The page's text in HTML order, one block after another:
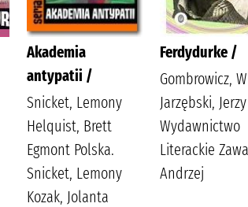
Akademia
antypatii /
Snicket, Lemony
Helquist, Brett
Egmont Polska.
Snicket, Lemony
Kozak, Jolanta
Ferdydurke /
Gombrowicz,
Jarzębski, Jerzy
Wydawnictwo
Literackie
Andrzej